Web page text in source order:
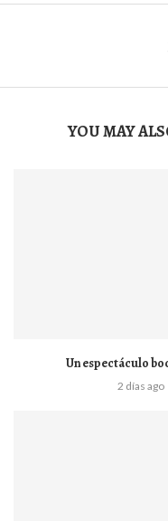
YOU MAY
Un espectáculo
2 días ago